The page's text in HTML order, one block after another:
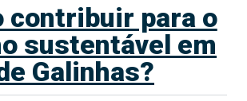
contribuir para o
sustentável em
Galinhas?